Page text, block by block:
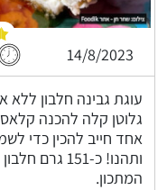
14/8/2023
עוגת גבינה חלבון
גלוטן קלה להכנה
אחד חייב להכין כדי
ותהנו! כ-
המתכון.